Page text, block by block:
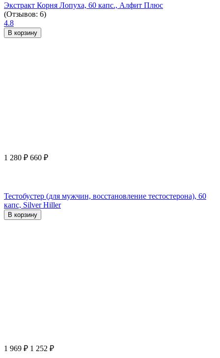
Экстракт Корня Лопуха, 60 капс., Алфит Плюс
(Отзывов: 6)
4.8
В корзину
1 280 ₽ 660 ₽
Тестобустер (для мужчин, восстановление тестостерона), 60
капс, Silver Hiller
В корзину
1 969 ₽ 1 252 ₽